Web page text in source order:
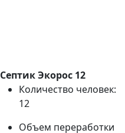
Септик Экорос 12
Количество человек:
12
Объем переработки